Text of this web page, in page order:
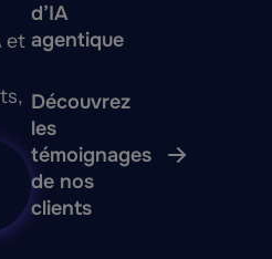
et
d’IA
agentique
Découvrez
les
témoignages
de nos
clients